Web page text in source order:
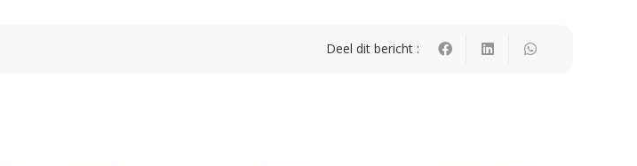
Deel dit bericht :